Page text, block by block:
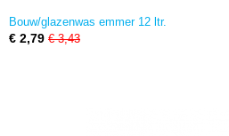
Bouw/glazenwas emmer 12 ltr.
€ 2,79 € 3,43